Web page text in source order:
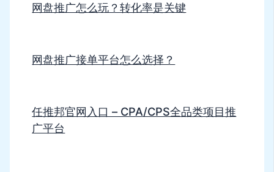
网盘推广怎么玩？转化率是关键
网盘推广接单平台怎么选择？
任推邦官网入口 – CPA/CPS全品类项目推
广平台